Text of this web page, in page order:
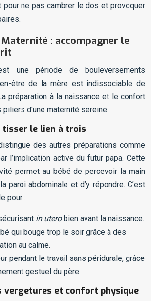
pour ne pas cambrer le dos et provoquer
: accompagner le
une période de bouleversements
être de la mère est indissociable de
préparation à la naissance et le confort
d’une maternité sereine.
tisser le lien à trois
des autres préparations comme
l’implication active du futur papa. Cette
permet au bébé de percevoir la main
paroi abdominale et d’y répondre. C’est
pour :
in uterobien avant la naissance.
qui bouge trop le soir grâce à des
au calme.
pendant le travail sans péridurale, grâce
gestuel du père.
vergetures et confort physique